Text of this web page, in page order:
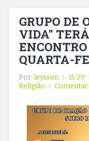
GRUPO DE
VIDA"
QUARTA-
Por: leysson 15:29
Religião